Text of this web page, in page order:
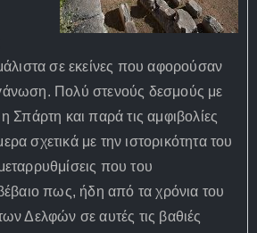
σε εκείνες που αφορούσαν
Πολύ στενούς δεσμούς με
Σπάρτη και παρά τις αμφιβολίες
σχετικά με την ιστορικότητα του
που του
πως, ήδη από τα χρόνια του
Δελφών σε αυτές τις βαθιές